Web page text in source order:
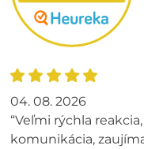
04. 08. 2026
“Veľmi rýchla
komunikácia,